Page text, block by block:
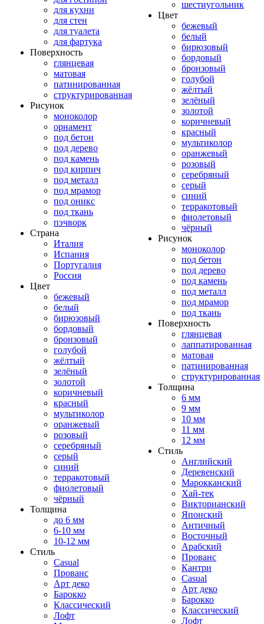
для кухни
для стен
для туалета
для фартука
Поверхность
глянцевая
матовая
патинированная
структурированная
Рисунок
моноколор
орнамент
под бетон
под дерево
под камень
под кирпич
под металл
под мрамор
под оникс
под ткань
пэчворк
Страна
Италия
Испания
Португалия
Россия
Цвет
бежевый
белый
бирюзовый
бордовый
бронзовый
голубой
жёлтый
зелёный
золотой
коричневый
красный
мультиколор
оранжевый
розовый
серебряный
серый
синий
терракотовый
фиолетовый
чёрный
Толщина
до 6 мм
6-10 мм
10-12 мм
Стиль
Casual
Прованс
Арт деко
Барокко
Классический
Лофт
шестиугольник
Цвет
бежевый
белый
бирюзовый
бордовый
бронзовый
голубой
жёлтый
зелёный
золотой
коричневый
красный
мультиколор
оранжевый
розовый
серебряный
серый
синий
терракотовый
фиолетовый
чёрный
Рисунок
моноколор
под бетон
под дерево
под камень
под металл
под мрамор
под ткань
Поверхность
глянцевая
лаппатированная
матовая
патинированная
структурированная
Толщина
6 мм
9 мм
10 мм
11 мм
12 мм
Стиль
Английский
Деревенский
Марокканский
Хай-тек
Викторианский
Японский
Античный
Восточный
Арабский
Прованс
Кантри
Casual
Арт деко
Барокко
Классический
Лофт